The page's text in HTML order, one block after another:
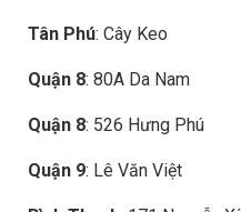
Tân Phú: Cây Keo
Quận 8: 80A Da Nam
Quận 8: 526 Hưng Phú
Quận 9: Lê Văn Việt